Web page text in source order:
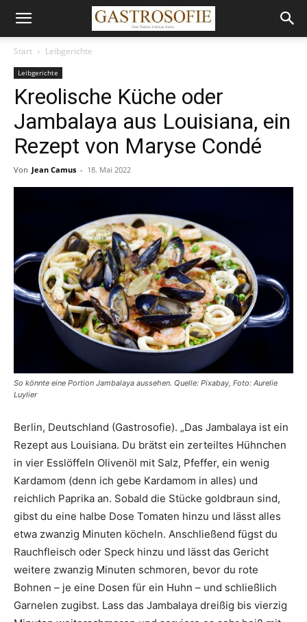
Start Leibgerichte
Leibgerichte
Kreolische Küche oder
Jambalaya aus Louisiana, ein
Rezept von Maryse Condé
Von Jean Camus - 18. Mai 2022
So könnte eine Portion Jambalaya aussehen. Quelle: Pixabay, Foto: Aurelie
Luylier
Berlin, Deutschland (Gastrosofie). „Das Jambalaya ist ein
Rezept aus Louisiana. Du brätst ein zerteiltes Hühnchen
in vier Esslöffeln Olivenöl mit Salz, Pfeffer, ein wenig
Kardamom (denn ich gebe Kardamom in alles) und
reichlich Paprika an. Sobald die Stücke goldbraun sind,
gibst du eine halbe Dose Tomaten hinzu und lässt alles
etwa zwanzig Minuten köcheln. Anschließend fügst du
Rauchfleisch oder Speck hinzu und lässt das Gericht
weitere zwanzig Minuten schmoren, bevor du rote
Bohnen – je eine Dosen für ein Huhn – und schließlich
Garnelen zugibst. Lass das Jambalaya dreißig bis vierzig